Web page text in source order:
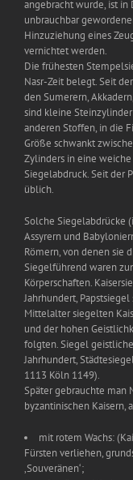
angebracht wurde, ist in
unbrauchbar
Hinzuziehung eines
vernichtet werden.
Die frühesten
Nasr-Zeit belegt. Seit
den Sumerern,
sind kleine
anderen Stoffen, in die
Größe schwankt
Zylinders in eine weiche
Siegelabdruck. Seit der
üblich.
Solche Siegelabdrücke
Assyrern und
Römern, von denen sie
Siegelführend waren
Körperschaften.
Jahrhundert,
Mittelalter siegelten
und der hohen
folgten. Siegel
Jahrhundert,
1113 Köln 1149).
Später gebrauchte man
byzantinischen Kaisern,
mit rotem Wachs:
Fürsten verliehen,
‚Souveränen‘;